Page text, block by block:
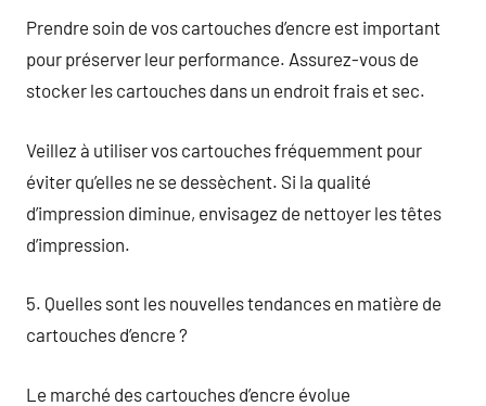
Prendre soin de vos cartouches d’encre est important
pour préserver leur performance. Assurez-vous de
stocker les cartouches dans un endroit frais et sec.
Veillez à utiliser vos cartouches fréquemment pour
éviter qu’elles ne se dessèchent. Si la qualité
d’impression diminue, envisagez de nettoyer les têtes
d’impression.
5. Quelles sont les nouvelles tendances en matière de
cartouches d’encre ?
Le marché des cartouches d’encre évolue